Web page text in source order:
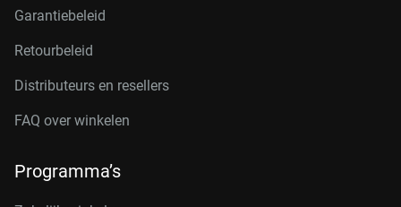
Garantiebeleid
Retourbeleid
Distributeurs en resellers
FAQ over winkelen
Programma’s